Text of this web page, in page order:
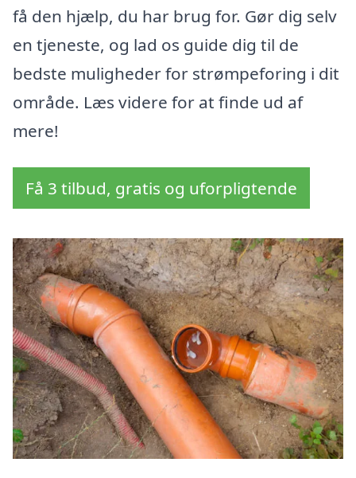
få den hjælp, du har brug for. Gør dig selv
en tjeneste, og lad os guide dig til de
bedste muligheder for strømpeforing i dit
område. Læs videre for at finde ud af
mere!
Få 3 tilbud, gratis og uforpligtende